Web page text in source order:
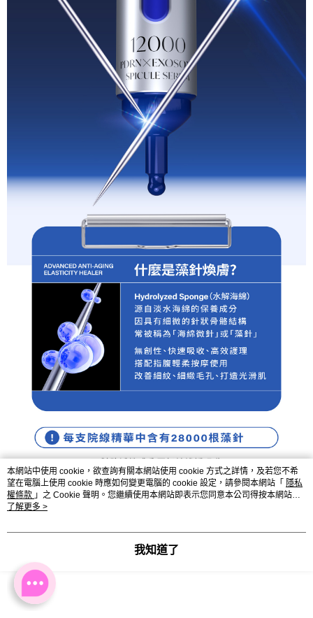
本網站中使用 cookie，欲查詢有關本網站使用 cookie 方式之詳情，及若您不希
望在電腦上使用 cookie 時應如何變更電腦的 cookie 設定，請參閱本網站「 隱私
權條款 」之 Cookie 聲明。您繼續使用本網站即表示您同意本公司得按本網站使
用條款之 Cookie 聲明使用 cookie。
了解更多 >
我知道了